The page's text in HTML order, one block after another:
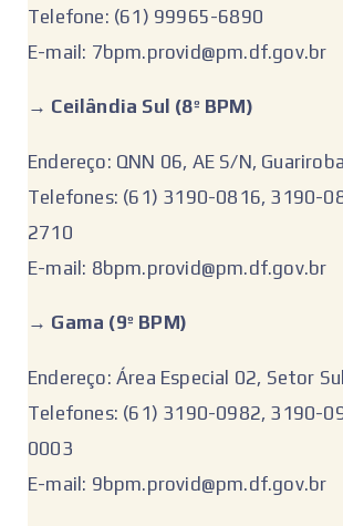
Telefone: (61) 99965-6890
E-mail: 7bpm.provid@pm.df.gov.br
‌→ ‌ Ceilândia Sul (8º BPM)
Endereço: QNN 06, AE S/N,
Telefones: (61) 3190-0816, 3190-
2710
E-mail: 8bpm.provid@pm.df.gov.br
‌‌→ Gama (9º BPM)
Endereço: Área Especial 02, Setor
Telefones: (61) 3190-0982, 3190-
0003
E-mail: 9bpm.provid@pm.df.gov.br